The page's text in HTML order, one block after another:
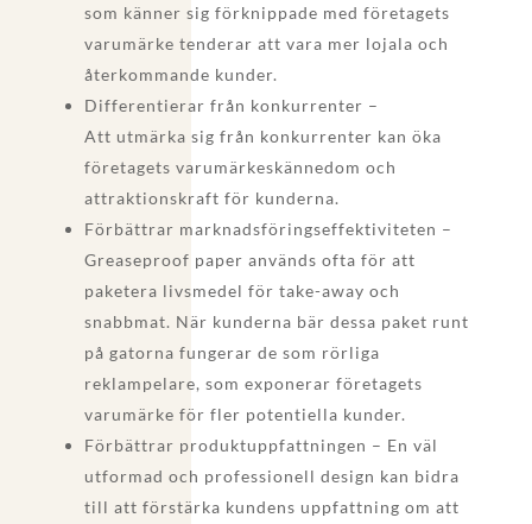
som känner sig förknippade med företagets
varumärke tenderar att vara mer lojala och
återkommande kunder.
Differentierar från konkurrenter –
Att utmärka sig från konkurrenter kan öka
företagets varumärkeskännedom och
attraktionskraft för kunderna.
Förbättrar marknadsföringseffektiviteten –
Greaseproof paper används ofta för att
paketera livsmedel för take-away och
snabbmat. När kunderna bär dessa paket runt
på gatorna fungerar de som rörliga
reklampelare, som exponerar företagets
varumärke för fler potentiella kunder.
Förbättrar produktuppfattningen – En väl
utformad och professionell design kan bidra
till att förstärka kundens uppfattning om att